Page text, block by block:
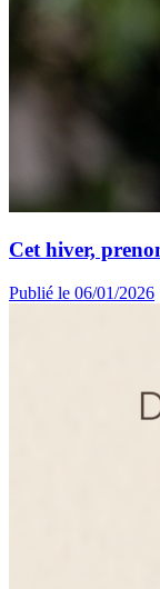
Cet hiver,
Publié le 06/01/2026